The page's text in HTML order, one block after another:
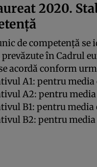
2020.
de competență
prevăzute în Cadrul
acordă conform
A1: pentru
A2: pentru
B1: pentru
B2: pentru